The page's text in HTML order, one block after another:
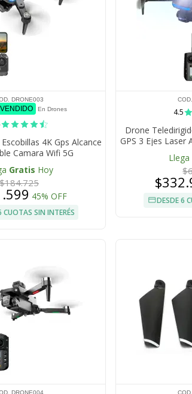
DRONE003
En Drones
4K Gps Alcance
Camara Wifi 5G
Gratis Hoy
$184.725
45% OFF
CUOTAS SIN INTERÉS
4.5
Drone
GPS 3 Ejes Laser
Min
Llega
DESDE 6
DRONE004